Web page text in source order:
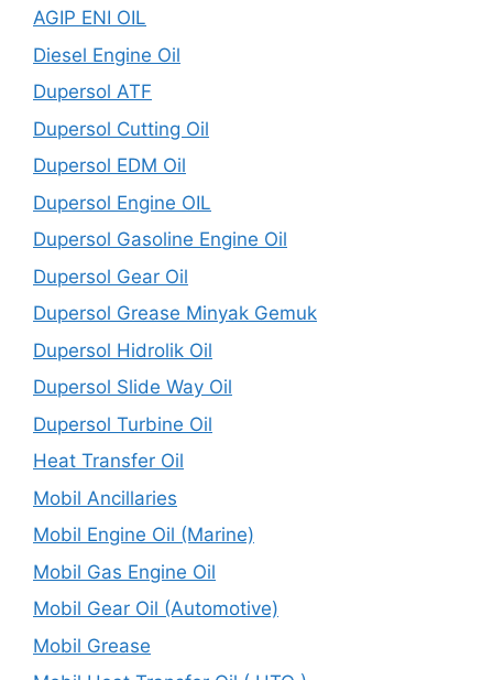
AGIP ENI OIL
Diesel Engine Oil
Dupersol ATF
Dupersol Cutting Oil
Dupersol EDM Oil
Dupersol Engine OIL
Dupersol Gasoline Engine Oil
Dupersol Gear Oil
Dupersol Grease Minyak Gemuk
Dupersol Hidrolik Oil
Dupersol Slide Way Oil
Dupersol Turbine Oil
Heat Transfer Oil
Mobil Ancillaries
Mobil Engine Oil (Marine)
Mobil Gas Engine Oil
Mobil Gear Oil (Automotive)
Mobil Grease